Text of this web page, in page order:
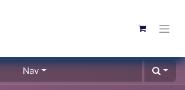
Nav